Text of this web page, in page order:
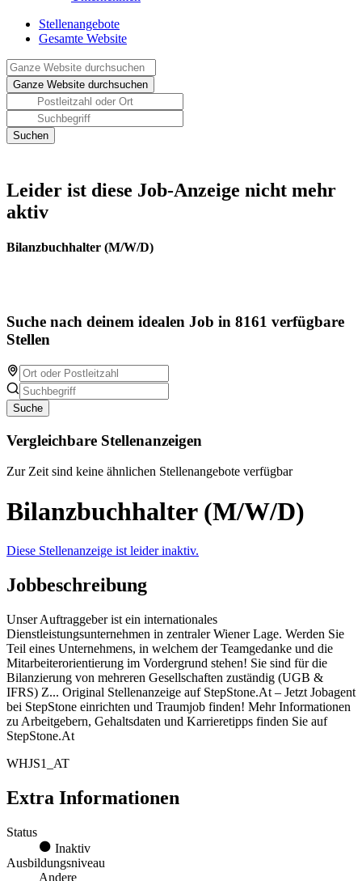
Stellenangebote
Gesamte Website
Leider ist diese Job-Anzeige nicht mehr
aktiv
Bilanzbuchhalter (M/W/D)
Suche nach deinem idealen Job in 8161 verfügbare
Stellen
Suche
Vergleichbare Stellenanzeigen
Zur Zeit sind keine ähnlichen Stellenangebote verfügbar
Bilanzbuchhalter (M/W/D)
Diese Stellenanzeige ist leider inaktiv.
Jobbeschreibung
Unser Auftraggeber ist ein internationales
Dienstleistungsunternehmen in zentraler Wiener Lage. Werden Sie
Teil eines Unternehmens, in welchem der Teamgedanke und die
Mitarbeiterorientierung im Vordergrund stehen! Sie sind für die
Bilanzierung von mehreren Gesellschaften zuständig (UGB &
IFRS) Z... Original Stellenanzeige auf StepStone.At – Jetzt Jobagent
bei StepStone einrichten und Traumjob finden! Mehr Informationen
zu Arbeitgebern, Gehaltsdaten und Karrieretipps finden Sie auf
StepStone.At
WHJS1_AT
Extra Informationen
Status
Inaktiv
Ausbildungsniveau
Andere